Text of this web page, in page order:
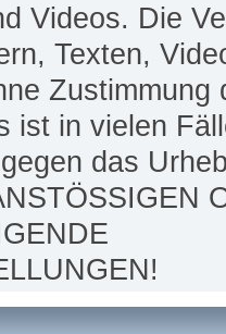
Videos. Die
Texten,
Zustimmung
ist in vielen
das